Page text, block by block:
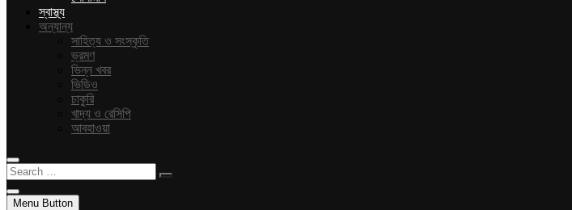
স্বাস্থ্য
অন্যান্য
সাহিত্য ও সংস্কৃতি
ভ্রমণ
ভিন্ন খবর
ভিডিও
চাকুরি
খাদ্য ও রেসিপি
আবহাওয়া
Search
…
Menu Button